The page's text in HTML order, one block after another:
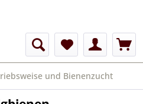
und Bienenzucht